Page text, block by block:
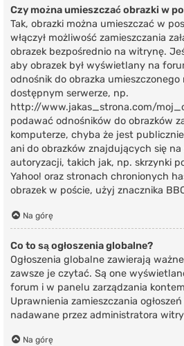
Czy można umieszczać obrazki w
Tak, obrazki można umieszczać w
włączył możliwość zamieszczania
obrazek bezpośrednio na witrynę.
aby obrazek był wyświetlany na
odnośnik do obrazka
dostępnym serwerze, np.
http://www.jakas_strona.com/
podawać odnośników do obrazków
komputerze, chyba że jest
ani do obrazków znajdujących się
autoryzacji, takich jak, np. skrzynki
Yahoo! oraz stronach chronionych
obrazek w poście, użyj znacznika
Na górę
Co to są ogłoszenia globalne?
Ogłoszenia globalne zawierają
zawsze je czytać. Są one
forum i w panelu zarządzania
Uprawnienia zamieszczania
nadawane przez administratora
Na górę